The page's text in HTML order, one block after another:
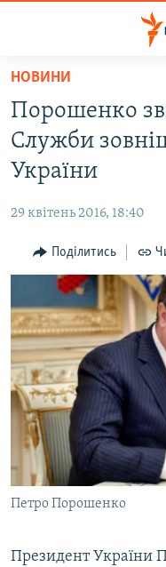
Перейти
основного
матеріалу
Перейти
до
основної
Перейти
до
ВОДА.КРИМ
ВІДЕО ТА ФОТО
БЛОГИ
ПОГЛЯД
ІНТЕРВ'Ю
ВСЕ ЗА ДЕНЬ
СПЕЦПРОЕКТИ
ДЕПОРТАЦІЯ
ВІДЕОУРОКИ «ELIFBE»
СВІДЧЕННЯ ОКУПАЦІЇ
УКРАЇНСЬКА ПРОБЛЕМА
ІНФОГРАФІКА
ЯК ОБІЙТИ
Русский
Qırımtatar
ДОЛУЧАЙСЯ!
НОВИНИ
Порошенко
Служби
України
29 квітень 2016, 18:40
Поділитись
Петро Порошенко
Президент України